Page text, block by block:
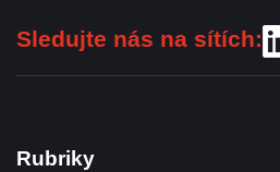
Sledujte nás na sítích:
Rubriky